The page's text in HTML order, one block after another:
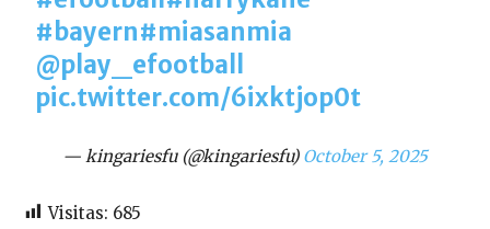
#bayern#miasanmia
@play_efootball
pic.twitter.com/6ixktjop0t
— kingariesfu (@kingariesfu) October 5, 2025
Visitas: 685